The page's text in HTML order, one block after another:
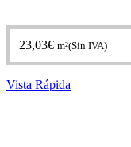
23,03€ m²(Sin IVA)
Vista Rápida